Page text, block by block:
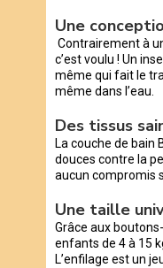
Une
Contrairement à
c’est voulu ! Un
même qui fait le
même dans l’eau.
Des tissus
La couche de bain
douces contre la
aucun compromis
Une taille
Grâce aux
enfants de 4 à 15
L’enfilage est un